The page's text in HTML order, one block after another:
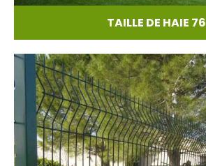
TAILLE DE HAIE 76